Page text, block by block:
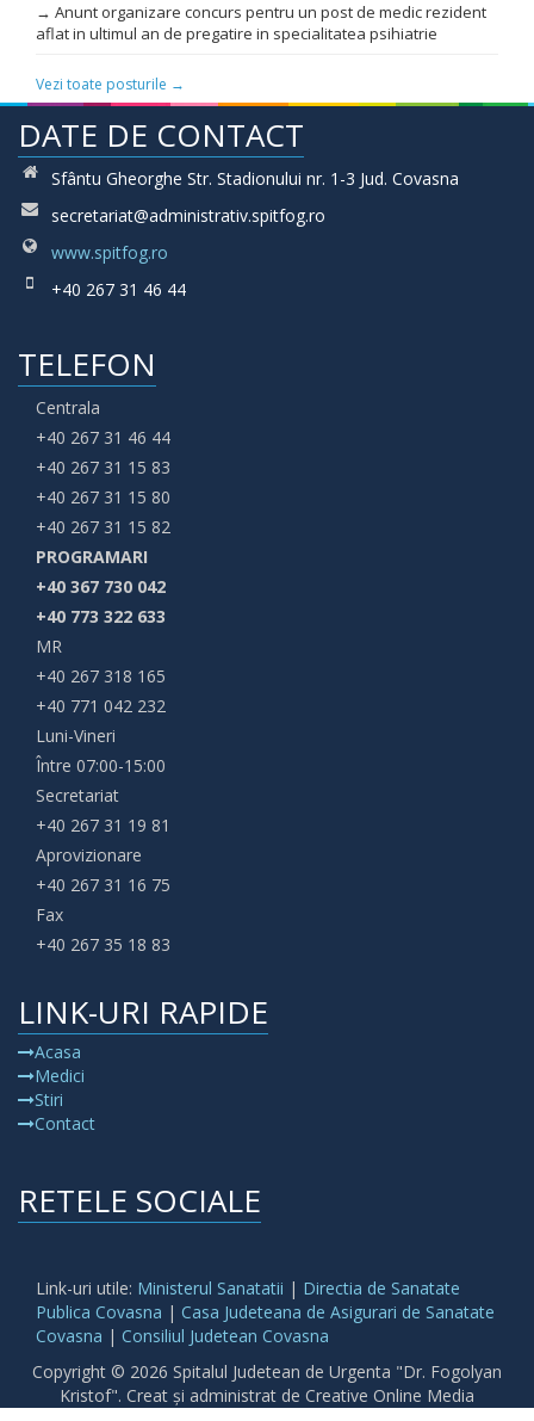
→ Anunt organizare concurs pentru un post de medic rezident
aflat in ultimul an de pregatire in specialitatea psihiatrie
Vezi toate posturile →
DATE DE CONTACT
Sfântu Gheorghe Str. Stadionului nr. 1-3 Jud. Covasna
secretariat@administrativ.spitfog.ro
www.spitfog.ro
+40 267 31 46 44
TELEFON
Centrala
+40 267 31 46 44
+40 267 31 15 83
+40 267 31 15 80
+40 267 31 15 82
PROGRAMARI
+40 367 730 042
+40 773 322 633
MR
+40 267 318 165
+40 771 042 232
Luni-Vineri
Între 07:00-15:00
Secretariat
+40 267 31 19 81
Aprovizionare
+40 267 31 16 75
Fax
+40 267 35 18 83
LINK-URI RAPIDE
Acasa
Medici
Stiri
Contact
RETELE SOCIALE
Link-uri utile: Ministerul Sanatatii | Directia de Sanatate
Publica Covasna | Casa Judeteana de Asigurari de Sanatate
Covasna | Consiliul Judetean Covasna
Copyright © 2026 Spitalul Judetean de Urgenta "Dr. Fogolyan
Kristof". Creat și administrat de Creative Online Media